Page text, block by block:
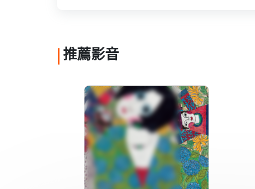
推薦影音
憨拙的華美─吳昊
分級: 普遍級
片長: 27 min
發音: 華語
發行: 2022-12
導演: 監製：國立臺灣美術館 製